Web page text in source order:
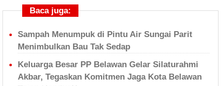
Baca juga:
Sampah Menumpuk di Pintu Air Sungai Parit
Menimbulkan Bau Tak Sedap
Keluarga Besar PP Belawan Gelar Silaturahmi
Akbar, Tegaskan Komitmen Jaga Kota Belawan